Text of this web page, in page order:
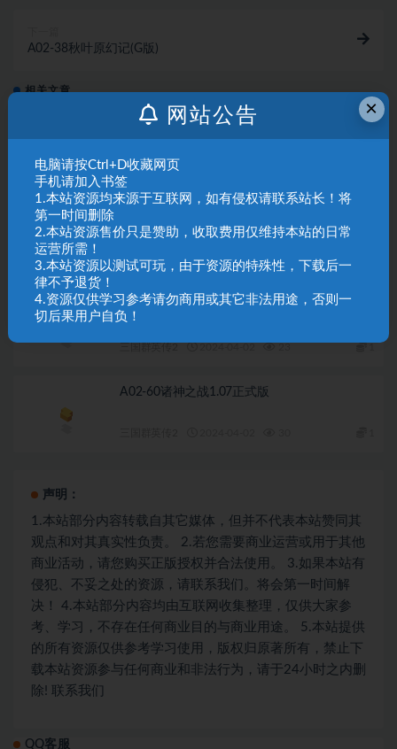
A02-38秋叶原幻记(G版)
相关文章
三国群英传2
三国群英传2 2024-04-02 37
A02-61逐鹿中原1.8简单版
A02-60诸神之战1.07正式版
声明：
1.本站部分内容转载自其它媒体，但并不代表本站赞同其
观点和对其真实性负责。 2.若您需要商业运营或用于其他
商业活动，请您购买正版授权并合法使用。 3.如果本站有
侵犯、不妥之处的资源，请联系我们。将会第一时间解
决！ 4.本站部分内容均由互联网收集整理，仅供大家参
考、学习，不存在任何商业目的与商业用途。 5.本站提供
的所有资源仅供参考学习使用，版权归原著所有，禁止下
载本站资源参与任何商业和非法行为，请于24小时之内删
除! 联系我们
QQ客服
×
网站公告
电脑请按Ctrl+D收藏网页
手机请加入书签
1.本站资源均来源于互联网，如有侵权请联系站长！将
第一时间删除
2.本站资源售价只是赞助，收取费用仅维持本站的日常
运营所需！
3.本站资源以测试可玩，由于资源的特殊性，下载后一
律不予退货！
4.资源仅供学习参考请勿商用或其它非法用途，否则一
切后果用户自负！